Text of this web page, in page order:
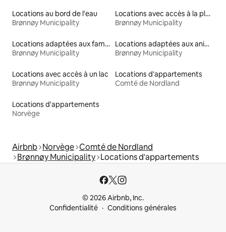
Locations au bord de l'eau
Brønnøy Municipality
Locations avec accès à la plage
Brønnøy Municipality
Locations adaptées aux familles
Brønnøy Municipality
Locations adaptées aux animaux
Brønnøy Municipality
Locations avec accès à un lac
Brønnøy Municipality
Locations d'appartements
Comté de Nordland
Locations d'appartements
Norvège
Airbnb Norvège Comté de Nordland
Brønnøy Municipality Locations d'appartements
© 2026 Airbnb, Inc.
Confidentialité
Conditions générales